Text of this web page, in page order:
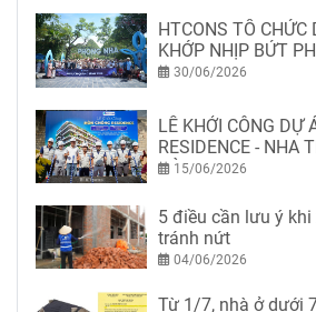
HTCONS TỔ CHỨC
KHỚP NHỊP BỨT
30/06/2026
LỄ KHỞI CÔNG DỰ
RESIDENCE - NHA
HÒA15/06/2026
5 điều cần lưu ý
tránh nứt
04/06/2026
Từ 1/7, nhà ở dưới